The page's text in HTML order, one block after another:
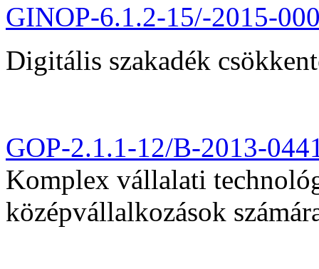
GINOP-6.1.2-15/-2015-
Digitális szakadék
GOP-2.1.1-12/B-2013-
Komplex vállalati
középvállalkozások